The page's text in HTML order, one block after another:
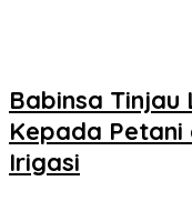
Babinsa Tinjau
Kepada Petani
Irigasi